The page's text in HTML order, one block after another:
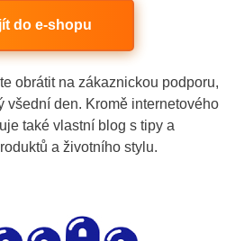
do e-shopu
obrátit na zákaznickou podporu,
všední den. Kromě internetového
také vlastní blog s tipy a
a životního stylu.